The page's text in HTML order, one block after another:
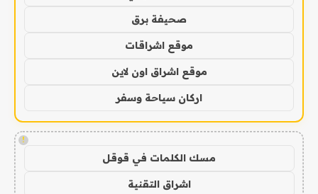
صحيفة برق
موقع اشراقات
موقع اشراق اون لاين
اركان سياحة وسفر
!
مسك الكلمات في قوقل
اشراق التقنية